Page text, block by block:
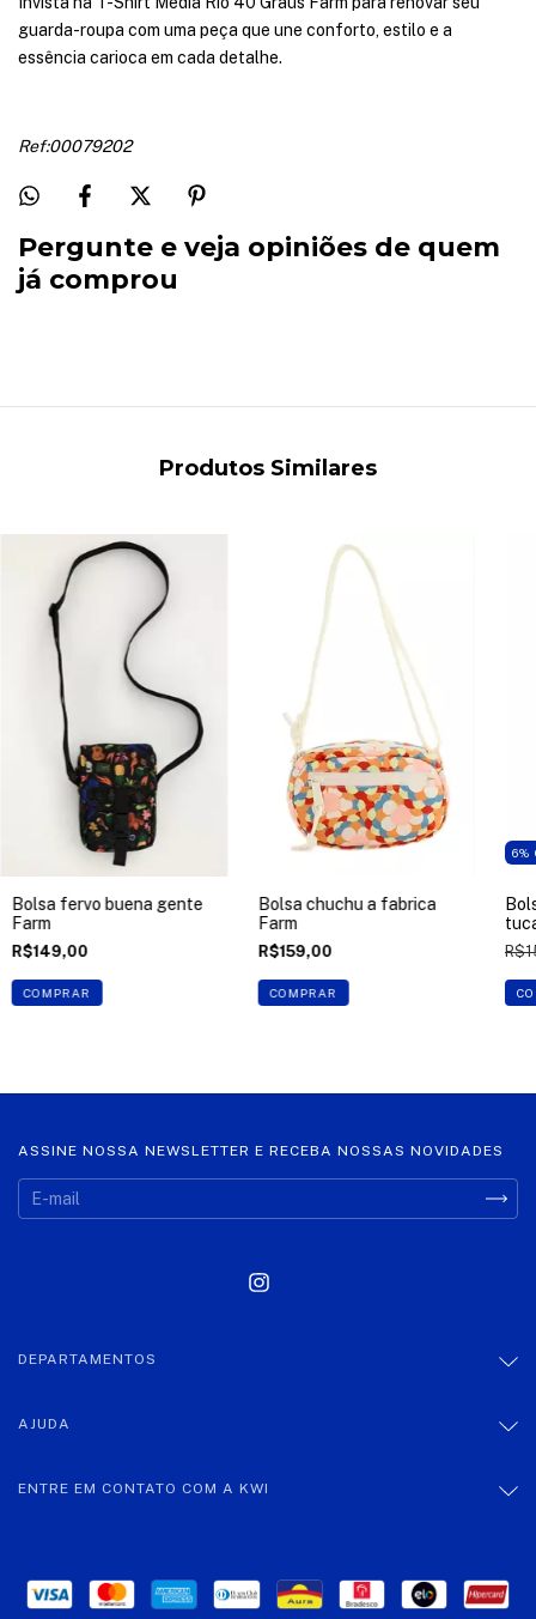
guarda-roupa com uma peça que une conforto, estilo e a
essência carioca em cada detalhe.
Ref:00079202
Pergunte e veja opiniões de quem
já comprou
Produtos Similares
Bolsa fervo buena gente
Farm
R$149,00
COMPRAR
Bolsa chuchu a fabrica
Farm
R$159,00
COMPRAR
6%
ASSINE NOSSA NEWSLETTER E RECEBA NOSSAS NOVIDADES
DEPARTAMENTOS
AJUDA
ENTRE EM CONTATO COM A KWI